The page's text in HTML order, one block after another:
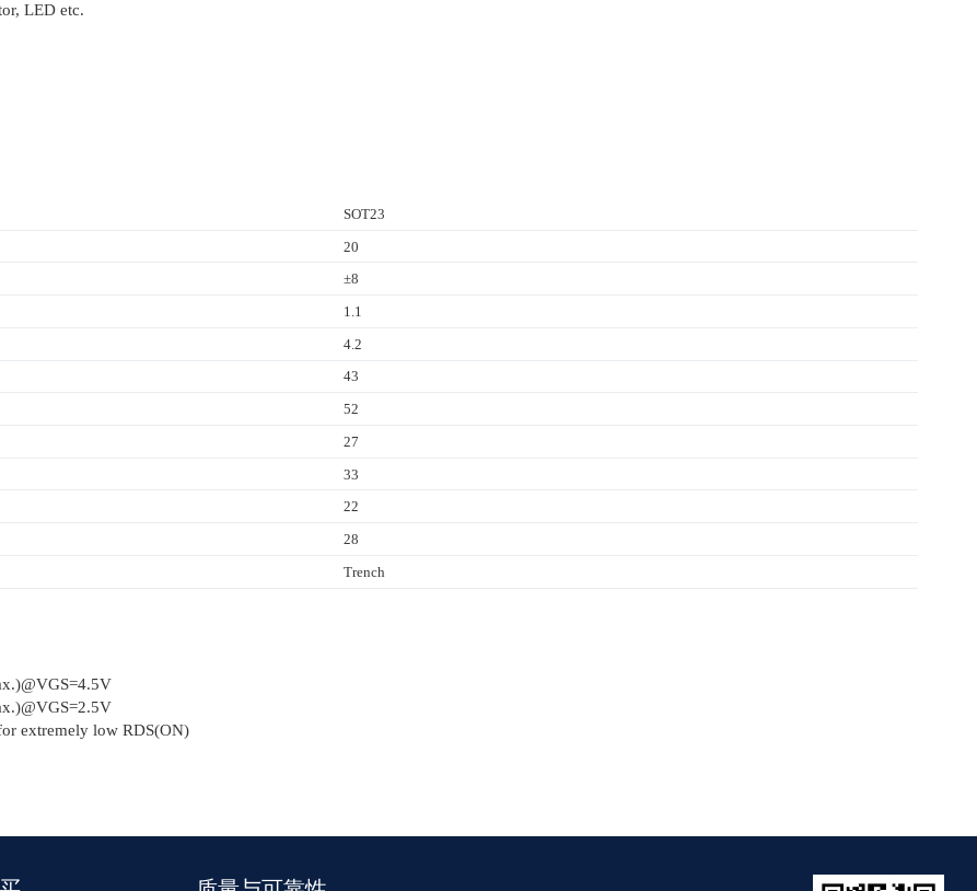
LED etc.
SOT23
20
±8
1.1
4.2
43
52
27
33
22
28
Trench
extremely low RDS(ON)